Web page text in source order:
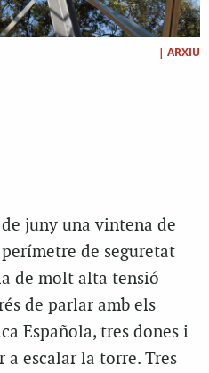
| ARXIU
juny una vintena de
de seguretat
de molt alta tensió
de parlar amb els
Española, tres dones i
a escalar la torre. Tres